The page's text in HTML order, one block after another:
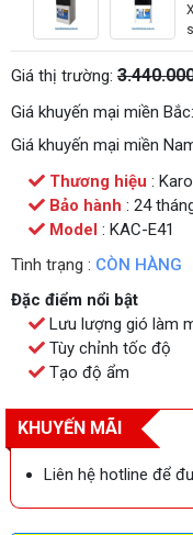
Giá thị trường:
Giá khuyến mại miền Bắc:
Giá khuyến mại miền
Thương hiệu :
Bảo hành : 24
Model : KAC-E41
Tình trạng : CÒN HÀNG
Đặc điểm nổi bật
Lưu lượng gió làm
Tùy chỉnh tốc độ
Tạo độ ẩm
KHUYẾN MÃI
Liên hệ hotline để